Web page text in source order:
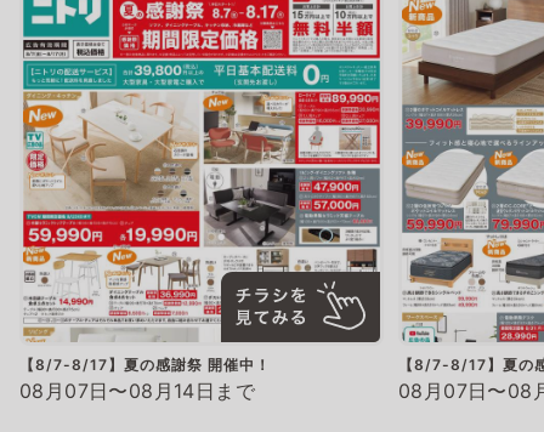
【8/7-8/17】夏の感謝祭 開催中！
08月07日〜08月14日まで
【8/7-8/17】夏の
08月07日〜08